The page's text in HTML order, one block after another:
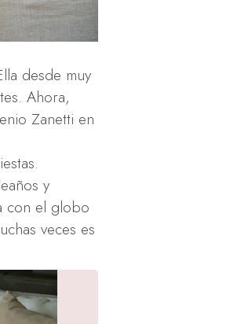
desde muy
Ahora,
Zanetti en
y
con el globo
veces es